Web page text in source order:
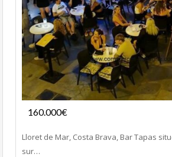
160.000€
Lloret de Mar, Costa Brava, Bar Tapas
sur…